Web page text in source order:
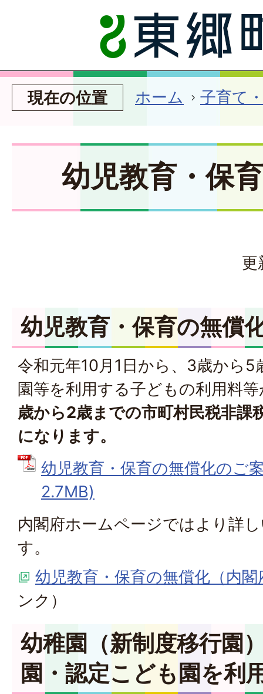
現在の位置 ホーム 子育て
幼児教育・保
更
幼児教育・保育の無償
令和元年10月1日から、3歳から5
園等を利用する子どもの利用料
歳から2歳までの市町村民税非課
になります。
幼児教育・保育の無償化のご
2.7MB)
内閣府ホームページではより詳
す。
幼児教育・保育の無償化（内
ンク）
幼稚園（新制度移行園
園・認定こども園を利